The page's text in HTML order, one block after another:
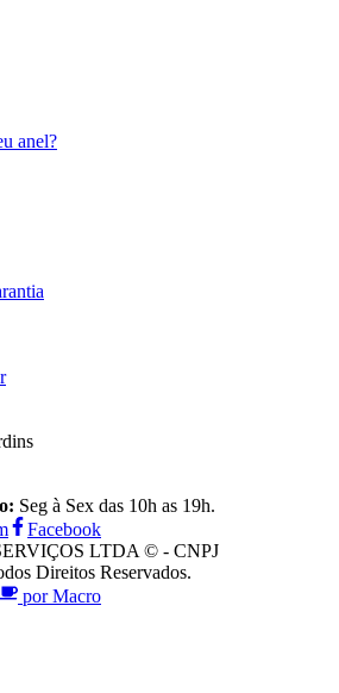
anel?
Seg à Sex das 10h as 19h.
Facebook
LTDA © - CNPJ
Direitos Reservados.
por Macro